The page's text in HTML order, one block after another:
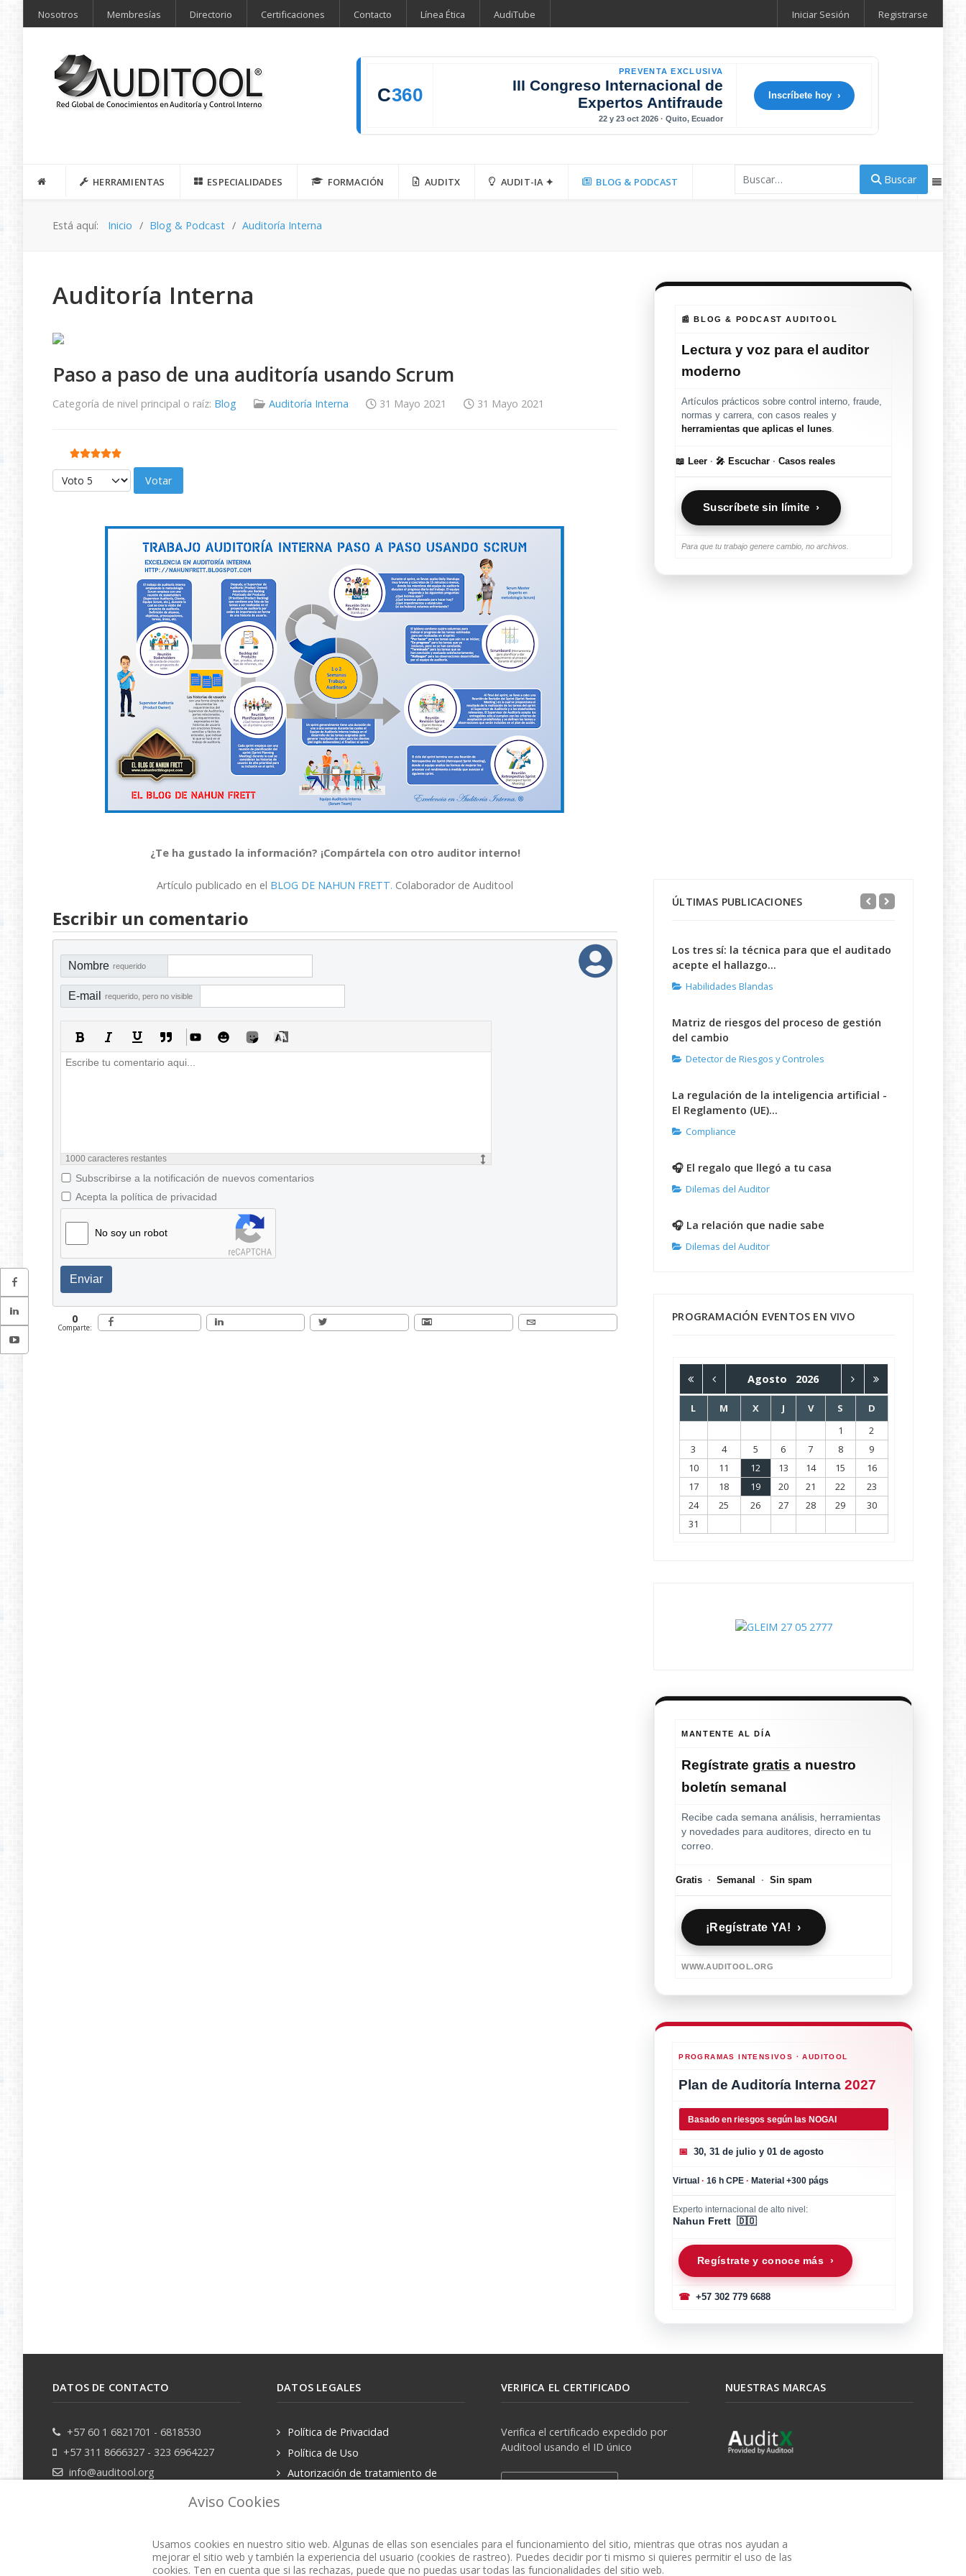
Nosotros Membresías Directorio Certificaciones Contacto Línea Ética AudiTube Iniciar Sesión Registrarse
C360
PREVENTA EXCLUSIVA
III Congreso Internacional de
Expertos Antifraude
22 y 23 oct 2026 · Quito, Ecuador
Inscríbete hoy ›
HERRAMIENTAS ESPECIALIDADES FORMACIÓN AUDITX AUDIT-IA ✦ BLOG & PODCAST Buscar
Está aquí: Inicio Blog & Podcast Auditoría Interna
Auditoría Interna
Paso a paso de una auditoría usando Scrum
Categoría de nivel principal o raíz: Blog Auditoría Interna 31 Mayo 2021 31 Mayo 2021
Ratio:5/5
Por favor, vote
¿Teha gustado la información? ¡Compártela con otro auditor interno!
Artículo publicado en el BLOG DE NAHUN FRETT. Colaborador de Auditool
Escribir un comentario
Nombre requerido
E-mail requerido, pero no visible
1000 caracteres restantes
Subscribirse a la notificación de nuevos comentarios
Acepta la política de privacidad
No soy un robot
Enviar
0
Comparte:
📰 BLOG & PODCAST AUDITOOL
Lectura y voz para el auditor
moderno
Artículos prácticos sobre control interno, fraude,
normas y carrera, con casos reales y
herramientas que aplicas el lunes
📖 Leer · 🎤 Escuchar · Casos reales
Suscríbete sin límite ›
Para que tu trabajo genere cambio, no archivos.
ÚLTIMAS PUBLICACIONES
Los tres sí: la técnica para que el auditado
acepte el hallazgo...
Habilidades Blandas
Matriz de riesgos del proceso de gestión
del cambio
Detector de Riesgos y Controles
La regulación de la inteligencia artificial -
El Reglamento (UE)...
Compliance
🎧 El regalo que llegó a tu casa
Dilemas del Auditor
🎧 La relación que nadie sabe
Dilemas del Auditor
PROGRAMACIÓN EVENTOS EN VIVO
Agosto 2026
L M X J V S
D
1
2
3
4 5 6 7 8
9
10
11 12 13 14 15
16
17
18 19 20 21 22
23
24
25 26 27 28 29
30
31
MANTENTE AL DÍA
Regístrategratis a nuestro
boletín semanal
Recibe cada semana análisis, herramientas
y novedades para auditores, directo en tu
correo.
Gratis · Semanal · Sin spam
¡Regístrate YA! ›
WWW.AUDITOOL.ORG
PROGRAMAS INTENSIVOS · AUDITOOL
Plan de Auditoría Interna2027
Basado en riesgos según las NOGAI
📅 30, 31 de julio y 01 de agosto
Virtual· 16 h CPE· Material +300 págs
Experto internacional de alto nivel:
Nahun Frett 🇩🇴
Regístrate y conoce más ›
☎ +57 302 779 6688
DATOS DE CONTACTO
+57 60 1 6821701 - 6818530
+57 311 8666327 - 323 6964227
info@auditool.org
DATOS LEGALES
Política de Privacidad
Política de Uso
Autorización de tratamiento de
VERIFICA EL CERTIFICADO
Verifica el certificado expedido por
Auditool usando el ID único
NUESTRAS MARCAS
Aviso Cookies
Usamos cookies en nuestro sitio web. Algunas de ellas son esenciales para el funcionamiento del sitio, mientras que otras nos ayudan a
mejorar el sitio web y también la experiencia del usuario (cookies de rastreo). Puedes decidir por ti mismo si quieres permitir el uso de las
cookies. Ten en cuenta que si las rechazas, puede que no puedas usar todas las funcionalidades del sitio web.